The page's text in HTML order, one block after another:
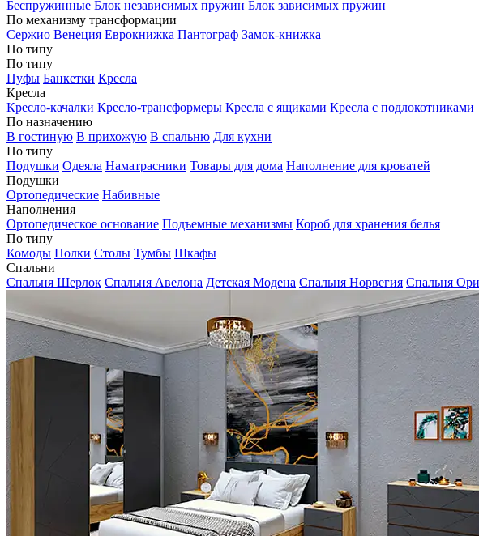
Беспружинные Блок независимых пружин Блок зависимых пружин
По механизму трансформации
Сержио Венеция Еврокнижка Пантограф Замок-книжка
По типу
По типу
Пуфы Банкетки Кресла
Кресла
Кресло-качалки Кресло-трансформеры Кресла с ящиками Кресла с подлокотниками
По назначению
В гостиную В прихожую В спальню Для кухни
По типу
Подушки Одеяла Наматрасники Товары для дома Наполнение для кроватей
Подушки
Ортопедические Набивные
Наполнения
Ортопедическое основание Подъемные механизмы Короб для хранения белья
По типу
Комоды Полки Столы Тумбы Шкафы
Спальни
Спальня Шерлок Спальня Авелона Детская Модена Спальня Норвегия Спальня